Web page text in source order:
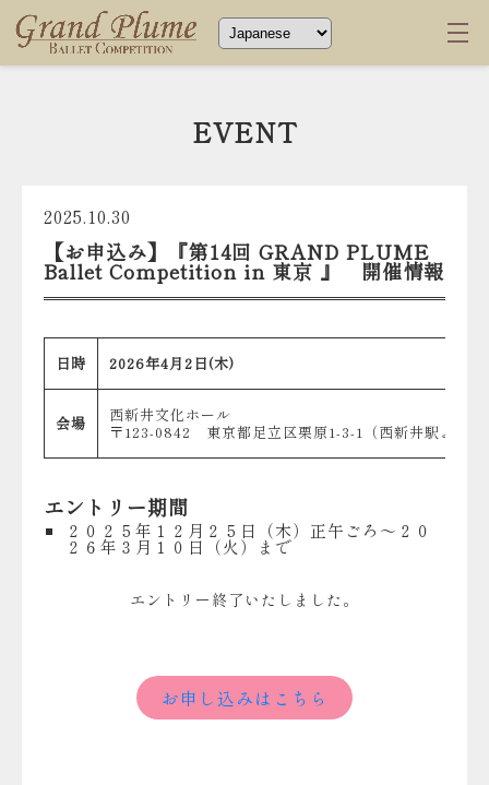
EVENT
2025.10.30
【お申込み】『第14回 GRAND PLUME
Ballet Competition in 東京 』 開催情報
日時 2026年4月2日(木)
会場
西新井文化ホール
〒123-0842 東京都足立区栗原1-3-1（西新井駅より
エントリー期間
２０２５年１２月２５日（木）正午ごろ～２０
２６年３月１０日（火）まで
エントリー終了いたしました。
お申し込みはこちら